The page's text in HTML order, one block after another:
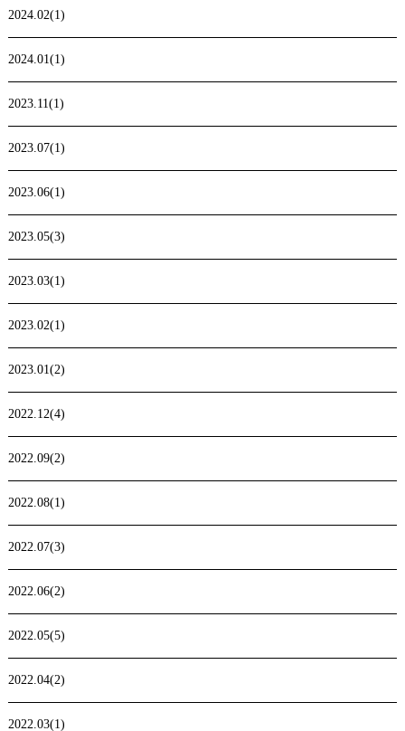
2024.02(1)
2024.01(1)
2023.11(1)
2023.07(1)
2023.06(1)
2023.05(3)
2023.03(1)
2023.02(1)
2023.01(2)
2022.12(4)
2022.09(2)
2022.08(1)
2022.07(3)
2022.06(2)
2022.05(5)
2022.04(2)
2022.03(1)